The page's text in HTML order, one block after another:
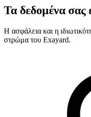
Τα δεδομένα σας
Η ασφάλεια και η
στρώμα του Exayard.